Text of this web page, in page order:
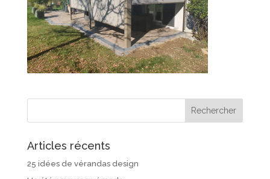
Articles récents
25 idées de vérandas design